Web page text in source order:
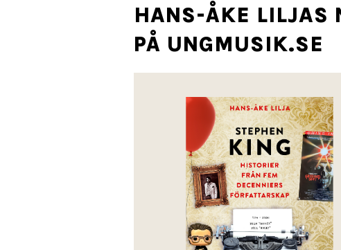
HANS-ÅKE LILJAS
PÅ UNGMUSIK.SE